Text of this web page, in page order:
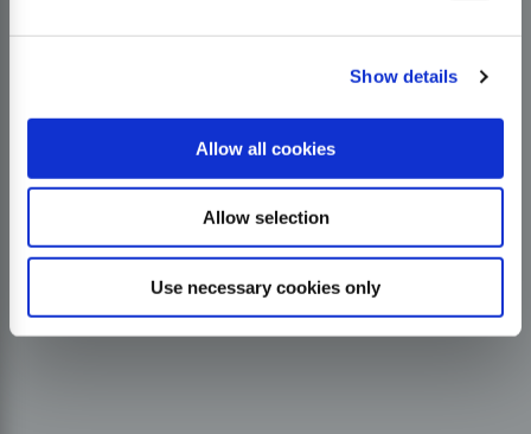
Show details
Allow all cookies
Allow selection
Use necessary cookies only